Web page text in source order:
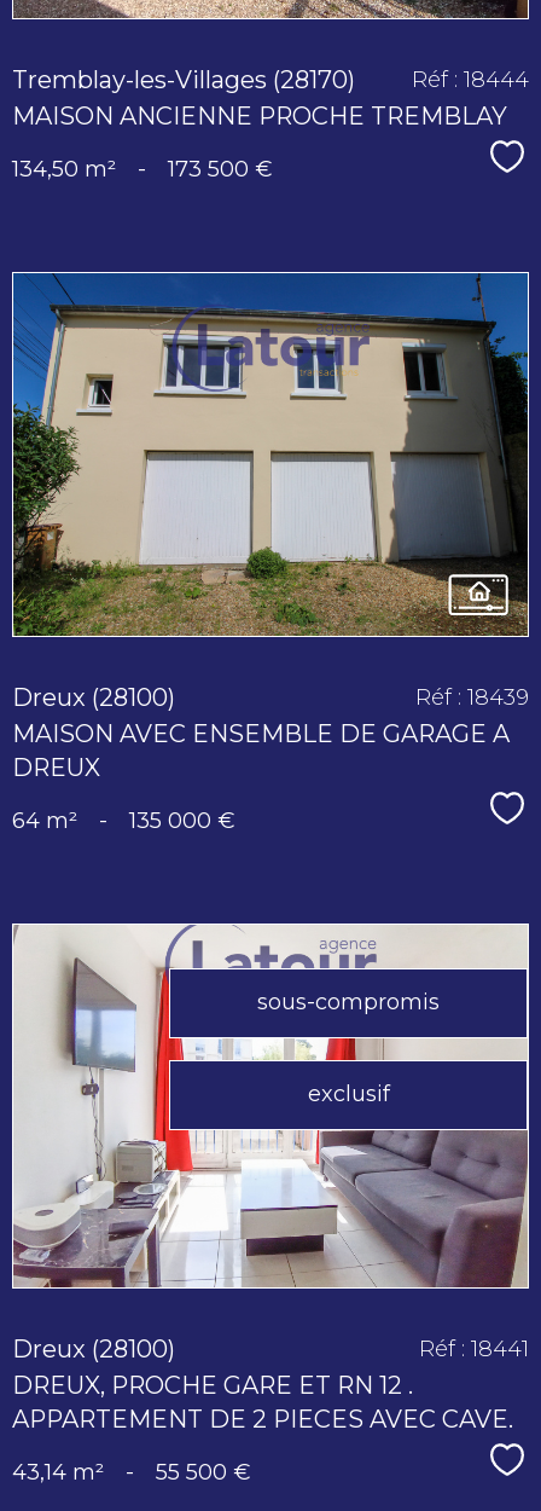
Tremblay-les-Villages (28170)
MAISON ANCIENNE PROCHE TREMBLAY
Réf : 18444
134,50 m² - 173 500 €
voir le
bien
Dreux (28100)
MAISON AVEC ENSEMBLE DE GARAGE A
DREUX
Réf : 18439
64 m² - 135 000 €
sous-compromis
exclusif
voir le
bien
Dreux (28100)
DREUX, PROCHE GARE ET RN 12 .
APPARTEMENT DE 2 PIECES AVEC CAVE.
Réf : 18441
43,14 m² - 55 500 €